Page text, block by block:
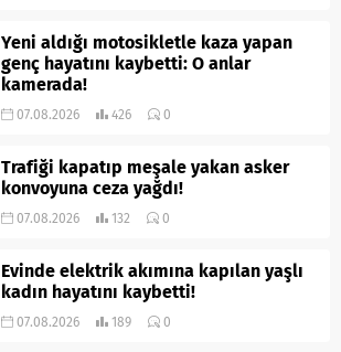
Yeni aldığı motosikletle kaza yapan
genç hayatını kaybetti: O anlar
kamerada!
07.08.2026 426 0
Trafiği kapatıp meşale yakan asker
konvoyuna ceza yağdı!
07.08.2026 132 0
Evinde elektrik akımına kapılan yaşlı
kadın hayatını kaybetti!
07.08.2026 189 0